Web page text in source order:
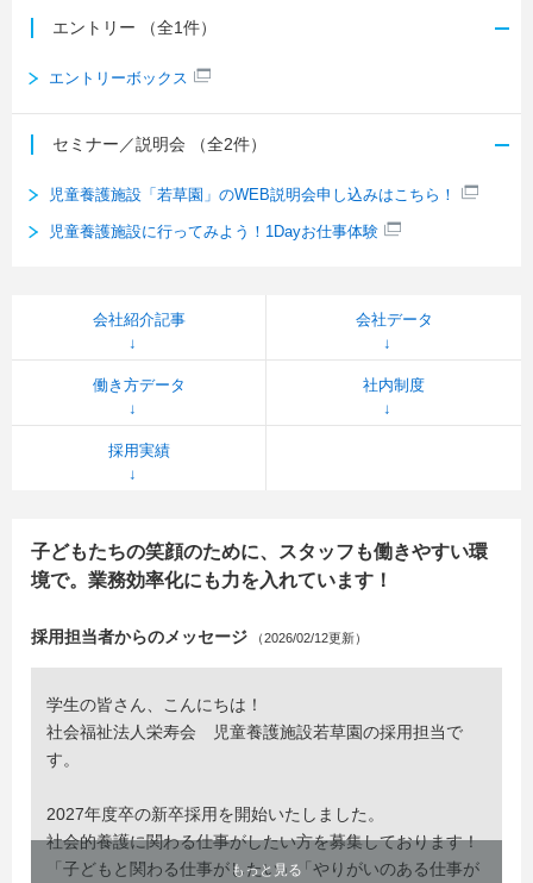
エントリー （全1件）
エントリーボックス
セミナー／説明会 （全2件）
児童養護施設「若草園」のWEB説明会申し込みはこちら！
児童養護施設に行ってみよう！1Dayお仕事体験
会社紹介記事 会社データ
働き方データ 社内制度
採用実績
子どもたちの笑顔のために、スタッフも働きやすい環
境で。業務効率化にも力を入れています！
採用担当者からのメッセージ （2026/02/12更新）
学生の皆さん、こんにちは！
社会福祉法人栄寿会 児童養護施設若草園の採用担当で
す。
2027年度卒の新卒採用を開始いたしました。
社会的養護に関わる仕事がしたい方を募集しております！
「子どもと関わる仕事がしたい」「やりがいのある仕事が
もっと見る